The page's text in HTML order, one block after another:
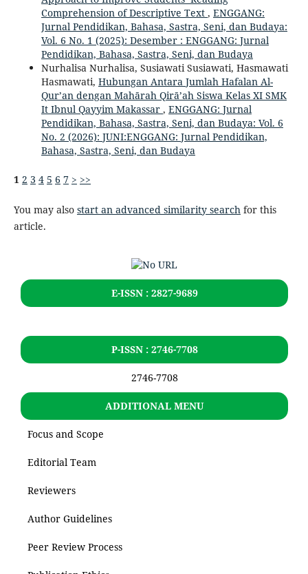
Comprehension of Descriptive Text , ENGGANG:
Jurnal Pendidikan, Bahasa, Sastra, Seni, dan Budaya:
Vol. 6 No. 1 (2025): Desember : ENGGANG: Jurnal
Pendidikan, Bahasa, Sastra, Seni, dan Budaya
Nurhalisa Nurhalisa, Susiawati Susiawati, Hasmawati
Hasmawati, Hubungan Antara Jumlah Hafalan Al-
Qur’an dengan Mahārah Qirā’ah Siswa Kelas XI SMK
It Ibnul Qayyim Makassar , ENGGANG: Jurnal
Pendidikan, Bahasa, Sastra, Seni, dan Budaya: Vol. 6
No. 2 (2026): JUNI:ENGGANG: Jurnal Pendidikan,
Bahasa, Sastra, Seni, dan Budaya
1 2 3 4 5 6 7 > >>
You may also start an advanced similarity searchfor this
article.
E-ISSN : 2827-9689
P-ISSN : 2746-7708
2746-7708
ADDITIONAL MENU
Focus and Scope
Editorial Team
Reviewers
Author Guidelines
Peer Review Process